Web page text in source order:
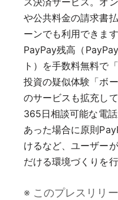
や公共料金の請求書
ーンでも利用できま
PayPay残高（
ト）を手数料無料で
投資の疑似体験「ボ
のサービスも拡充し
365日相談可能な電
あった場合に原則
けるなど、ユーザー
だける環境づくりを
※ このプレスリリ